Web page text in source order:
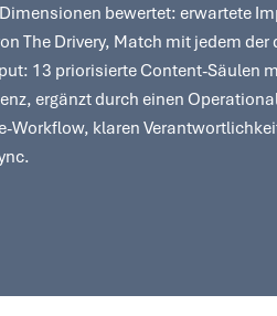
bewertet: erwartete
The Drivery, Match mit jedem der
13 priorisierte Content-Säulen
ergänzt durch einen
Workflow, klaren